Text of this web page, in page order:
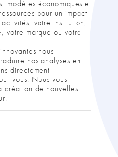
modèles économiques et
pour un impact
votre institution,
votre marque ou votre
nous
nos analyses en
directement
vous. Nous vous
création de nouvelles